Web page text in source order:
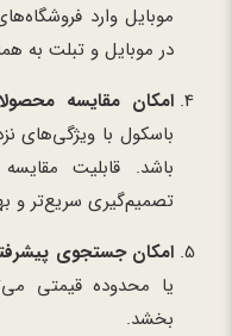
موبایل وارد
در موبایل و تبلت به
امکان مقایسه
باسکول با ویژگی‌های
باشد. قابلیت
تصمیم‌گیری سریع‌تر و
امکان جستجوی
یا محدوده قیمتی
بخشد.